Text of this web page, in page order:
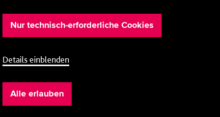
Nur technisch-erforderliche Cookies
Details einblenden
Alle erlauben